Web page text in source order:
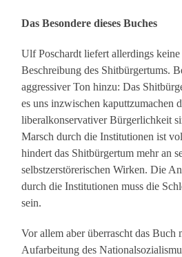
Das Besondere dieses Buches
Ulf Poschardt liefert allerdings keine
Beschreibung des Shitbürgertums.
aggressiver Ton hinzu: Das
es uns inzwischen kaputtzumachen
liberalkonservativer Bürgerlichkeit
Marsch durch die Institutionen ist
hindert das Shitbürgertum mehr an
selbstzerstörerischen Wirken. Die
durch die Institutionen muss die
sein.
Vor allem aber überrascht das
Aufarbeitung des